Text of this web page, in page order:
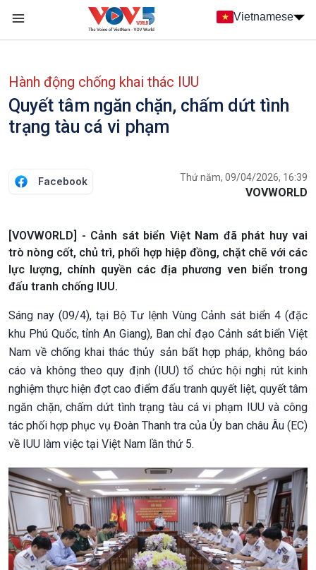
Nhảy đến nội dung
Vietnamese
Hành động chống khai thác IUU
Quyết tâm ngăn chặn, chấm dứt tình
trạng tàu cá vi phạm
Facebook Thứ năm, 09/04/2026, 16:39
VOVWORLD
[VOVWORLD] - Cảnh sát biển Việt Nam đã phát huy vai
trò nòng cốt, chủ trì, phối hợp hiệp đồng, chặt chẽ với các
lực lượng, chính quyền các địa phương ven biển trong
đấu tranh chống IUU.
Sáng nay (09/4), tại Bộ Tư lệnh Vùng Cảnh sát biển 4 (đặc
khu Phú Quốc, tỉnh An Giang), Ban chỉ đạo Cảnh sát biển Việt
Nam về chống khai thác thủy sản bất hợp pháp, không báo
cáo và không theo quy định (IUU) tổ chức hội nghị rút kinh
nghiệm thực hiện đợt cao điểm đấu tranh quyết liệt, quyết tâm
ngăn chặn, chấm dứt tình trạng tàu cá vi phạm IUU và công
tác phối hợp phục vụ Đoàn Thanh tra của Ủy ban châu Âu (EC)
về IUU làm việc tại Việt Nam lần thứ 5.